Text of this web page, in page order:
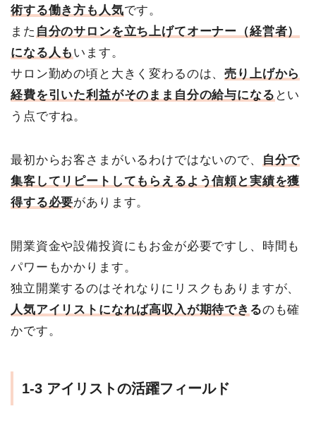
術する働き方も人気です。
また 自分のサロンを立ち上げてオーナー（経営者）
になる人も います。
サロン勤めの頃と大きく変わるのは、売り上げから
経費を引いた利益がそのまま自分の給与になる とい
う点ですね。
最初からお客さまがいるわけではないので、
自分で
集客してリピートしてもらえるよう信頼と実績を獲
得する必要があります。
開業資金や設備投資にもお金が必要ですし、時間も
パワーもかかります。
独立開業するのはそれなりにリスクもありますが、
人気アイリストになれば高収入が期待でき るのも確
かです。
1-3 アイリストの活躍フィールド